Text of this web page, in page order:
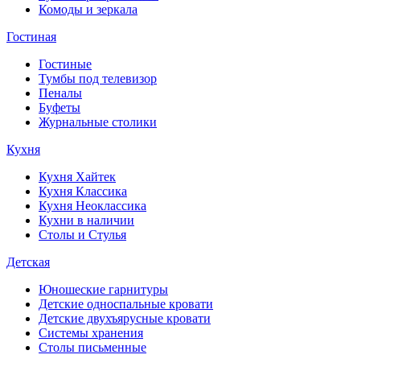
Комоды и зеркала
Гостиная
Гостиные
Тумбы под телевизор
Пеналы
Буфеты
Журнальные столики
Кухня
Кухня Хайтек
Кухня Классика
Кухня Неоклассика
Кухни в наличии
Столы и Стулья
Детская
Юношеские гарнитуры
Детские односпальные кровати
Детские двухъярусные кровати
Системы хранения
Столы письменные